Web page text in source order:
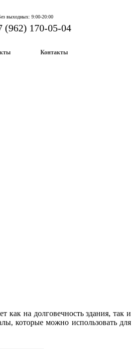
выходных: 9:00-20:00
(962) 170-05-04
Контакты
как на долговечность здания, так и
которые можно использовать для